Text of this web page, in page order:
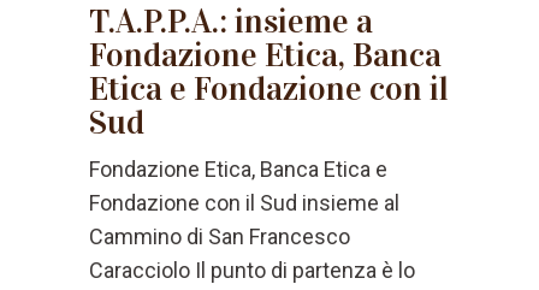
T.A.P.P.A.: insieme a
Fondazione Etica, Banca
Etica e Fondazione con il
Sud
Fondazione Etica, Banca Etica e
Fondazione con il Sud insieme al
Cammino di San Francesco
Caracciolo Il punto di partenza è lo